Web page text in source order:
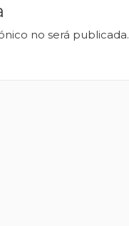
no será publicada.